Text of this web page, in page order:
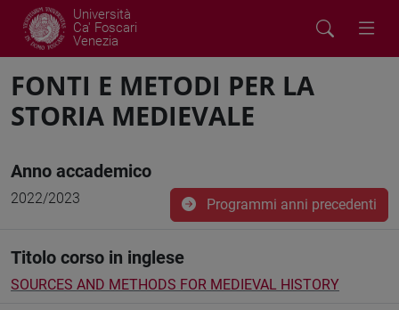
Università
Ca' Foscari
Venezia
FONTI E METODI PER LA
STORIA MEDIEVALE
Anno accademico
2022/2023 Programmi anni precedenti
Titolo corso in inglese
SOURCES AND METHODS FOR MEDIEVAL HISTORY